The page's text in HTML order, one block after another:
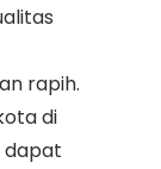
rapih.
di
dapat